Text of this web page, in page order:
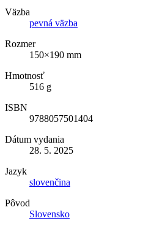
Väzba
pevná väzba
Rozmer
150×190 mm
Hmotnosť
516 g
ISBN
9788057501404
Dátum vydania
28. 5. 2025
Jazyk
slovenčina
Pôvod
Slovensko